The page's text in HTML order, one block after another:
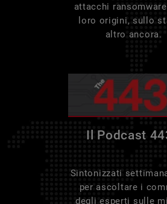
attacchi
loro origini, sullo
altro ancora.
Il Podcast
Sintonizzati
per ascoltare i
degli esperti sulle